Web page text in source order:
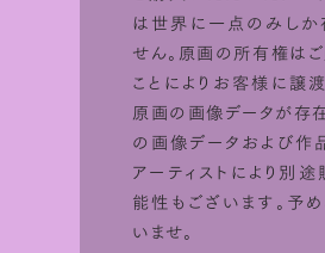
は世界に一点のみしか
せん。原画の所有権は
ことによりお客様に譲
原画の画像データが存
の画像データおよび作
アーティストにより別
能性もございます。予
いませ。